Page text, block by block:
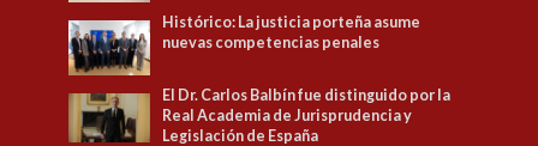
Histórico: La justicia porteña asume
nuevas competencias penales
El Dr. Carlos Balbín fue distinguido por la
Real Academia de Jurisprudencia y
Legislación de España